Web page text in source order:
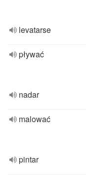
levatarse
pływać
nadar
malować
pintar